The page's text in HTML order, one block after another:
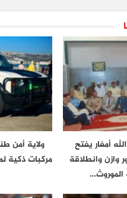
أمغار يفتح
وازن وانطلاقة
ولاية أمن
مركبات ذكية